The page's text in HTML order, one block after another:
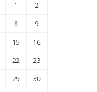
1
2
8
9
15
16
22
23
29
30